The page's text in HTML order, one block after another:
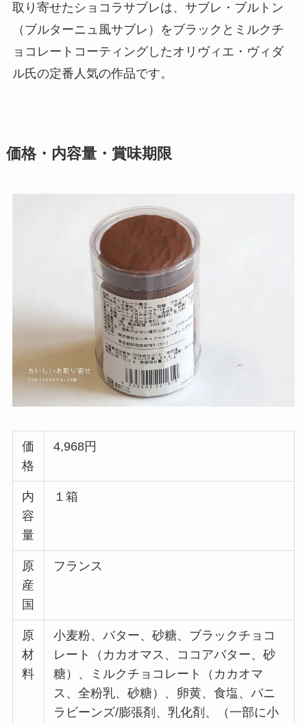
取り寄せたショコラサブレは、サブレ・ブルトン
（ブルターニュ風サブレ）をブラックとミルクチ
ョコレートコーティングしたオリヴィエ・ヴィダ
ル氏の定番人気の作品です。
価格・内容量・賞味期限
価
格
4,968円
内
容
量
１箱
原
産
国
フランス
原
材
料
小麦粉、バター、砂糖、ブラックチョコ
レート（カカオマス、ココアバター、砂
糖）、ミルクチョコレート（カカオマ
ス、全粉乳、砂糖）、卵黄、食塩、バニ
ラビーンズ/膨張剤、乳化剤、（一部に小